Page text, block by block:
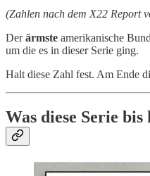
(Zahlen nach dem X22 Report
Derärmste amerikanische
um die es in dieser Serie ging.
Halt diese Zahl fest. Am Ende
Was diese Serie